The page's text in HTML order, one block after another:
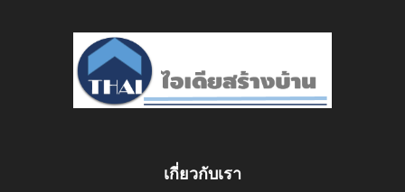
เกี่ยวกับเรา